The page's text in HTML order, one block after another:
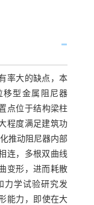
率大的缺点，本
移型金属阻尼器
点位于结构梁柱
程度满足建筑功
推动阻尼器内部
连，多根双曲线
变形，进而耗散
力学试验研究发
能力，即使在大